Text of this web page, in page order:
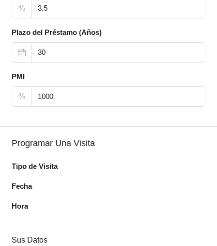
%
Plazo del Préstamo (Años)
PMI
%
Programar Una Visita
Tipo de Visita
Fecha
Hora
Sus Datos